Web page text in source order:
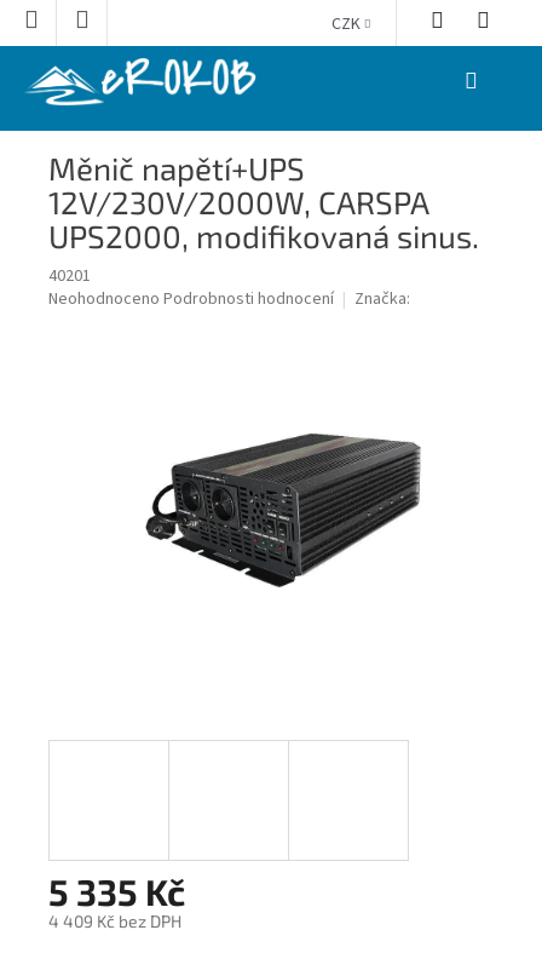
Přejít
CZK
NÁKUPNÍ
Měnič napětí+UPS
12V/230V/2000W, CARSPA
UPS2000, modifikovaná sinus.
40201
Průměrné
Neohodnoceno Podrobnosti hodnocení Značka:
5 335 Kč
4 409 Kč bez DPH